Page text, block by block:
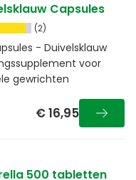
Capsules
(2)
- Duivelsklauw
voor
gewrichten
€ 16,95
500 tabletten